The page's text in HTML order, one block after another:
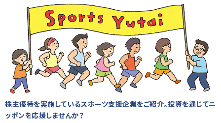
株主優待を実施しているスポーツ支援企業をご紹介。投資を通じてニ
ッポンを応援しませんか？